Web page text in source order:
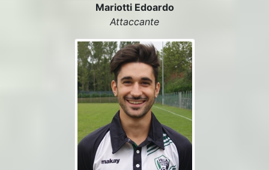
Mariotti Edoardo
Attaccante